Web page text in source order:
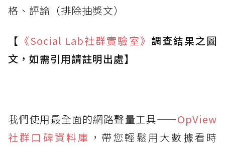
格、評論（排除抽獎文）
【 《Social Lab社群實驗室》 調查結果之圖
文，如需引用請註明出處】
我們使用最全面的網路聲量工具——OpView
社群口碑資料庫 ，帶您輕鬆用大數據看時